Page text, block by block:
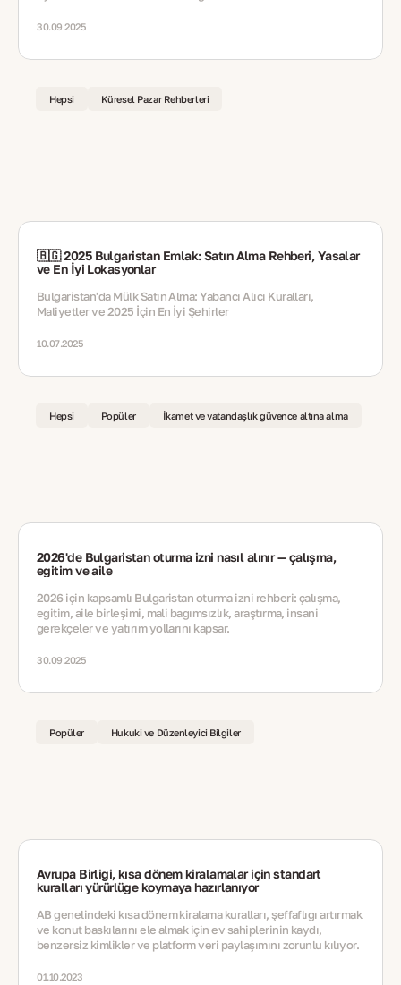
30.09.2025
Hepsi Küresel Pazar Rehberleri
🇧🇬 2025 Bulgaristan Emlak: Satın Alma Rehberi, Yasalar
ve En İyi Lokasyonlar
Bulgaristan'da Mülk Satın Alma: Yabancı Alıcı Kuralları,
Maliyetler ve 2025 İçin En İyi Şehirler
10.07.2025
Hepsi Popüler İkamet ve vatandaşlık güvence altına alma
2026'de Bulgaristan oturma izni nasıl alınır — çalışma,
eğitim ve aile
2026 için kapsamlı Bulgaristan oturma izni rehberi: çalışma,
eğitim, aile birleşimi, mali bağımsızlık, araştırma, insani
gerekçeler ve yatırım yollarını kapsar.
30.09.2025
Popüler Hukuki ve Düzenleyici Bilgiler
Avrupa Birliği, kısa dönem kiralamalar için standart
kuralları yürürlüğe koymaya hazırlanıyor
AB genelindeki kısa dönem kiralama kuralları, şeffaflığı artırmak
ve konut baskılarını ele almak için ev sahiplerinin kaydı,
benzersiz kimlikler ve platform veri paylaşımını zorunlu kılıyor.
01.10.2023